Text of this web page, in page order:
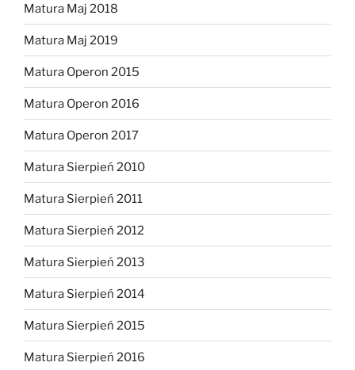
Matura Maj 2018
Matura Maj 2019
Matura Operon 2015
Matura Operon 2016
Matura Operon 2017
Matura Sierpień 2010
Matura Sierpień 2011
Matura Sierpień 2012
Matura Sierpień 2013
Matura Sierpień 2014
Matura Sierpień 2015
Matura Sierpień 2016